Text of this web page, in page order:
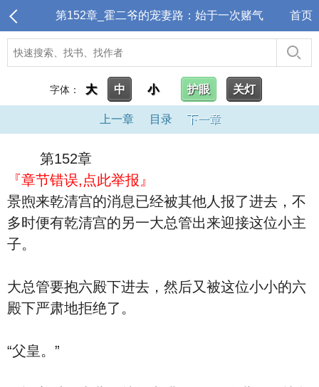
第152章_霍二爷的宠妻路：始于一次赌气 首页
字体： 大 中 小 护眼 关灯
上一章 目录 下一章
第152章
『章节错误,点此举报』
景煦来乾清宫的消息已经被其他人报了进去，不
多时便有乾清宫的另一大总管出来迎接这位小主
子。
大总管要抱六殿下进去，然后又被这位小小的六
殿下严肃地拒绝了。
“父皇。”